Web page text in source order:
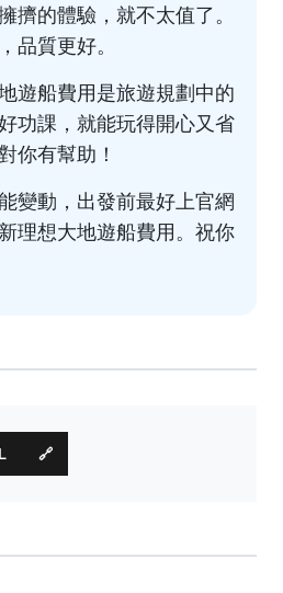
擠的體驗，就不太值了。
品質更好。
遊船費用是旅遊規劃中的
功課，就能玩得開心又省
你有幫助！
變動，出發前最好上官網
理想大地遊船費用。祝你
🔗